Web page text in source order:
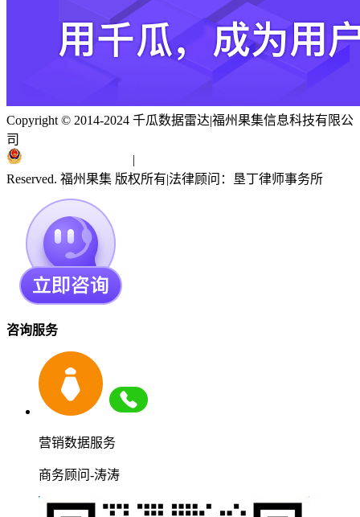
Copyright © 2014-2024 千瓜数据雷达|福州果集信息科技有限公
司
|
Reserved. 福州果集 版权所有|法律顾问：垦丁律师事务所
咨询服务
营销数据服务
商务顾问-涛涛